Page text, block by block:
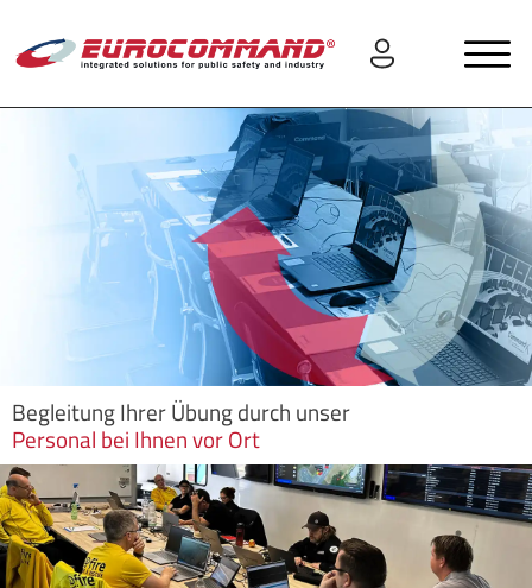
Begleitung Ihrer Übung durch unser
Personal bei Ihnen vor Ort